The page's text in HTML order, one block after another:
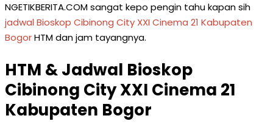
NGETIKBERITA.COM sangat kepo pengin tahu kapan sih
jadwal Bioskop Cibinong City XXI Cinema 21 Kabupaten
BogorHTM dan jam tayangnya.
HTM & Jadwal Bioskop
Cibinong City XXI Cinema 21
Kabupaten Bogor